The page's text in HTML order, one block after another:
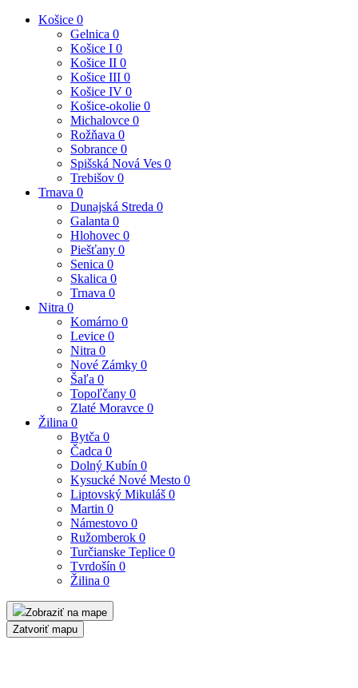
Košice 0
Gelnica 0
Košice I 0
Košice II 0
Košice III 0
Košice IV 0
Košice-okolie 0
Michalovce 0
Rožňava 0
Sobrance 0
Spišská Nová Ves 0
Trebišov 0
Trnava 0
Dunajská Streda 0
Galanta 0
Hlohovec 0
Piešťany 0
Senica 0
Skalica 0
Trnava 0
Nitra 0
Komárno 0
Levice 0
Nitra 0
Nové Zámky 0
Šaľa 0
Topoľčany 0
Zlaté Moravce 0
Žilina 0
Bytča 0
Čadca 0
Dolný Kubín 0
Kysucké Nové Mesto 0
Liptovský Mikuláš 0
Martin 0
Námestovo 0
Ružomberok 0
Turčianske Teplice 0
Tvrdošín 0
Žilina 0
Zobraziť na mape
Zatvoriť mapu